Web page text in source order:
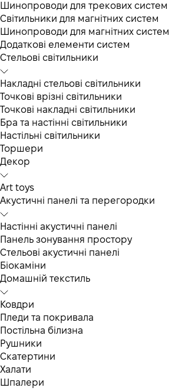
Шинопроводи для трекових систем
Світильники для магнітних систем
Шинопроводи для магнітних систем
Додаткові елементи систем
Cтельові світильники
Накладні стельові світильники
Точкові врізні світильники
Точкові накладні світильники
Бра та настінні світильники
Настільні світильники
Торшери
Декор
Art toys
Акустичні панелі та перегородки
Настінні акустичні панелі
Панель зонування простору
Стельові акустичні панелі
Біокаміни
Домашній текстиль
Ковдри
Пледи та покривала
Постільна білизна
Рушники
Скатертини
Халати
Шпалери